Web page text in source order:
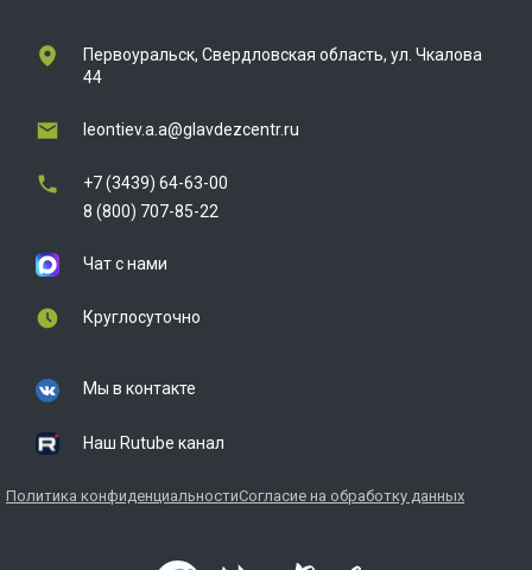
Первоуральск, Свердловская область, ул. Чкалова
44
leontiev.a.a@glavdezcentr.ru
+7 (3439) 64-63-00
8 (800) 707-85-22
Чат с нами
Круглосуточно
Мы в контакте
Наш Rutube канал
Политика конфиденциальностиСогласие на обработку данных